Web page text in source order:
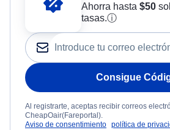
Ahorra hasta $50
tasas.ⓘ
Consigue
Al registrarte, aceptas recibir correos
CheapOair(Fareportal).
Aviso de consentimiento política de